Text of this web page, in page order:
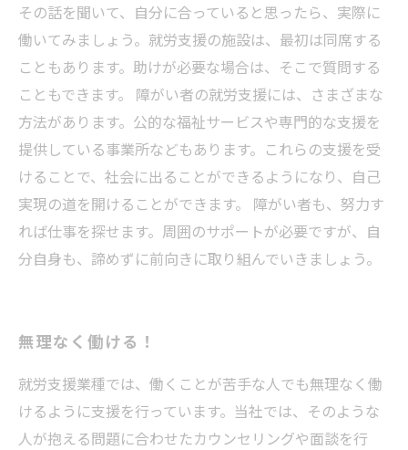
その話を聞いて、自分に合っていると思ったら、実際に
働いてみましょう。就労支援の施設は、最初は同席する
こともあります。助けが必要な場合は、そこで質問する
こともできます。 障がい者の就労支援には、さまざまな
方法があります。公的な福祉サービスや専門的な支援を
提供している事業所などもあります。これらの支援を受
けることで、社会に出ることができるようになり、自己
実現の道を開けることができます。 障がい者も、努力す
れば仕事を探せます。周囲のサポートが必要ですが、自
分自身も、諦めずに前向きに取り組んでいきましょう。
無理なく働ける！
就労支援業種では、働くことが苦手な人でも無理なく働
けるように支援を行っています。当社では、そのような
人が抱える問題に合わせたカウンセリングや面談を行